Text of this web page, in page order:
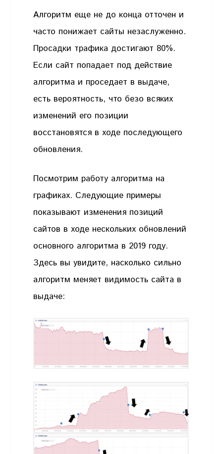
Алгоритм еще не до конца отточен и
часто понижает сайты незаслуженно.
Просадки трафика достигают 80%.
Если сайт попадает под действие
алгоритма и проседает в выдаче,
есть вероятность, что безо всяких
изменений его позиции
восстановятся в ходе последующего
обновления.
Посмотрим работу алгоритма на
графиках. Следующие примеры
показывают изменения позиций
сайтов в ходе нескольких обновлений
основного алгоритма в 2019 году.
Здесь вы увидите, насколько сильно
алгоритм меняет видимость сайта в
выдаче: